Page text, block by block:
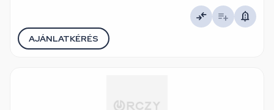
AJÁNLATKÉRÉS